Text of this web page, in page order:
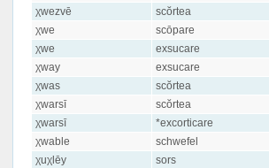
χwezvē
scŏrtea
χwe
scōpare
χwe
exsucare
χway
exsucare
χwas
scŏrtea
χwarsī
scŏrtea
χwarsī
*excorticare
χwable
schwefel
χuχlēy
sors